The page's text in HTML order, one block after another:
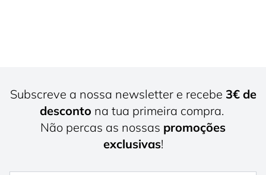
Subscreve a nossa newsletter e recebe 3€ de
desconto na tua primeira compra.
Não percas as nossas promoções
exclusivas!